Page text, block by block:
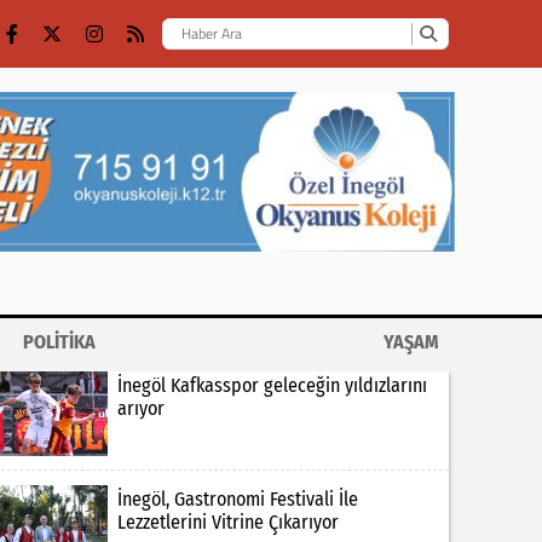
POLİTİKA
YAŞAM
İnegöl Kafkasspor geleceğin yıldızlarını
arıyor
İnegöl, Gastronomi Festivali İle
Lezzetlerini Vitrine Çıkarıyor